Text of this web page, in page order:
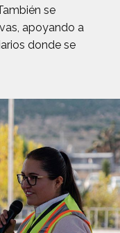
se
apoyando a
donde se